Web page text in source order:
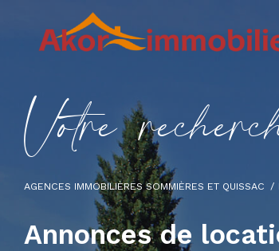
Votre recherc
AGENCES IMMOBILIÈRES SOMMIÈRES ET QUISSAC
Annonces de